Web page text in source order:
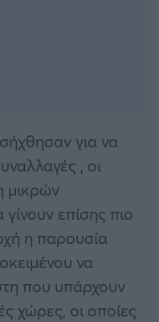
για να
, οι
μικρών
επίσης πιο
η παρουσία
να
που υπάρχουν
χώρες, οι οποίες